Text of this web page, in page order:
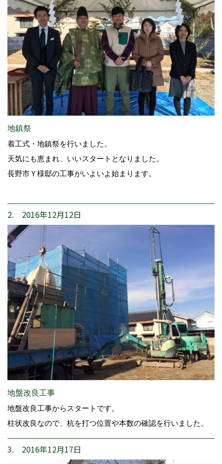
地鎮祭
着工式・地鎮祭を行いました。
天気にも恵まれ、いいスタートとなりました。
長野市Ｙ様邸の工事がいよいよ始まります。
2. 2016年12月12日
地盤改良工事
地盤改良工事からスタートです。
柱状改良なので、杭を打つ位置や本数の確認を行いました。
3. 2016年12月17日